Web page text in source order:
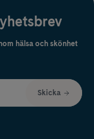
hälsa och skönhet
Skicka